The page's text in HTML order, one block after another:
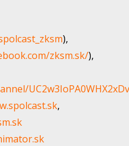
),
zksm.sk/​),
​,